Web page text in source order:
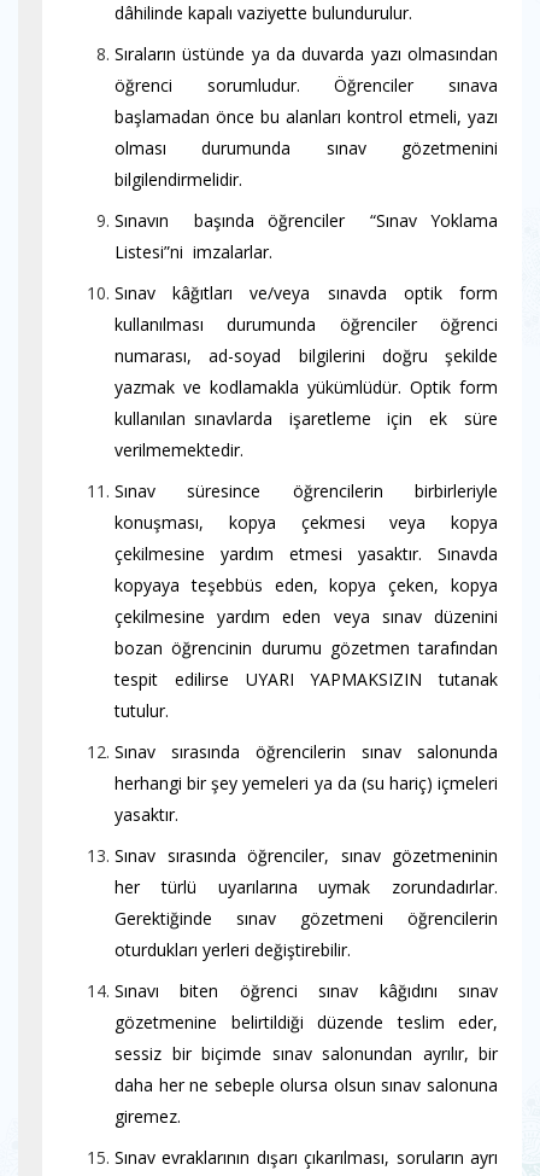
dâhilinde kapalı vaziyette bulundurulur.
Sıraların üstünde ya da duvarda yazı olmasından
öğrenci sorumludur. Öğrenciler sınava
başlamadan önce bu alanları kontrol etmeli, yazı
olması durumunda sınav gözetmenini
bilgilendirmelidir.
Sınavın başında öğrenciler “Sınav Yoklama
Listesi”ni imzalarlar.
Sınav kâğıtları ve/veya sınavda optik form
kullanılması durumunda öğrenciler öğrenci
numarası, ad-soyad bilgilerini doğru şekilde
yazmak ve kodlamakla yükümlüdür. Optik form
kullanılan sınavlarda işaretleme için ek süre
verilmemektedir.
Sınav süresince öğrencilerin birbirleriyle
konuşması, kopya çekmesi veya kopya
çekilmesine yardım etmesi yasaktır. Sınavda
kopyaya teşebbüs eden, kopya çeken, kopya
çekilmesine yardım eden veya sınav düzenini
bozan öğrencinin durumu gözetmen tarafından
tespit edilirse UYARI YAPMAKSIZIN tutanak
tutulur.
Sınav sırasında öğrencilerin sınav salonunda
herhangi bir şey yemeleri ya da (su hariç) içmeleri
yasaktır.
Sınav sırasında öğrenciler, sınav gözetmeninin
her türlü uyarılarına uymak zorundadırlar.
Gerektiğinde sınav gözetmeni öğrencilerin
oturdukları yerleri değiştirebilir.
Sınavı biten öğrenci sınav kâğıdını sınav
gözetmenine belirtildiği düzende teslim eder,
sessiz bir biçimde sınav salonundan ayrılır, bir
daha her ne sebeple olursa olsun sınav salonuna
giremez.
Sınav evraklarının dışarı çıkarılması, soruların ayrı